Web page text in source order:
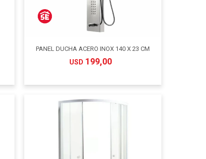
PANEL DUCHA ACERO INOX 140 X 23 CM
USD 199,00